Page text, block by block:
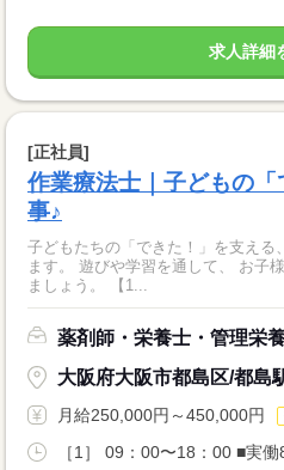
求人詳細
[正社員]
作業療法士｜子どもの
事♪
子どもたちの「できた！」を支える
ます。 遊びや学習を通して、 お子
ましょう。 【1...
薬剤師・栄養士・管理栄
大阪府大阪市都島区/都島
月給250,000円～450,000円
［1］ 09：00〜18：00 ■実働